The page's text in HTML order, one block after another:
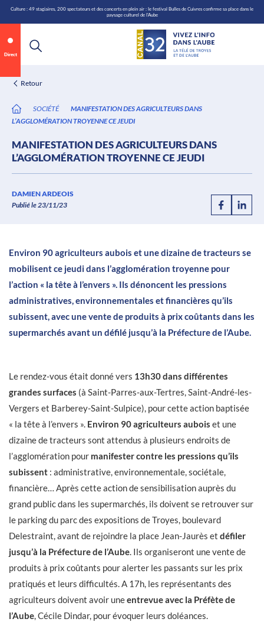
Aller
au
contenu
Culture : 49 stagiaires, 200 spectateurs et des concerts en plein air : le festival Bulles de Cuivres confirme sa place dans le
paysage culturel de l'Aube
Direct
Retour
SOCIÉTÉ
MANIFESTATION DES AGRICULTEURS DANS
L’AGGLOMÉRATION TROYENNE CE JEUDI
MANIFESTATION DES AGRICULTEURS DANS
L’AGGLOMÉRATION TROYENNE CE JEUDI
DAMIEN ARDEOIS
Publié le 23/11/23
0:05 / 0:12
Environ 90 agriculteurs aubois et une dizaine de tracteurs se
mobilisent ce jeudi dans l’agglomération troyenne pour
l’action « la tête à l’envers ». Ils dénoncent les pressions
administratives, environnementales et financières qu’ils
subissent, avec une vente de produits à prix coûtants dans les
supermarchés avant un défilé jusqu’à la Préfecture de l’Aube.
Le rendez-vous était donné vers 13h30 dans différentes
grandes surfaces (à Saint-Parres-aux-Tertres, Saint-André-les-
Vergers et Barberey-Saint-Sulpice), pour cette action baptisée
« la tête à l’envers ». Environ 90 agriculteurs aubois et une
dizaine de tracteurs sont attendus à plusieurs endroits de
l’agglomération pour manifester contre les pressions qu’ils
subissent : administrative, environnementale, sociétale,
financière… Après cette action de sensibilisation auprès du
grand public dans les supermarchés, ils doivent se retrouver sur
le parking du parc des expositions de Troyes, boulevard
Delestraint, avant de rejoindre la place Jean-Jaurès et défiler
jusqu’à la Préfecture de l’Aube. Ils organiseront une vente de
produits à prix coûtants pour alerter les passants sur les prix
pratiqués et leurs difficultés. A 17h, les représentants des
agriculteurs doivent avoir uneentrevue avec la Préfète de
l’Aube, Cécile Dindar, pour évoquer leurs doléances.